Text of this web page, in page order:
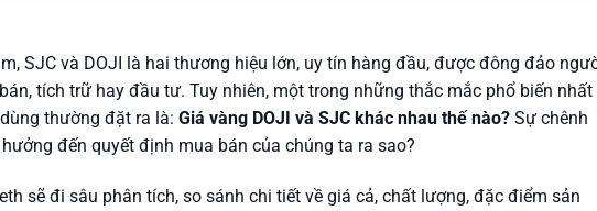
SJC và DOJI là hai thương hiệu lớn, uy tín hàng đầu, được đông đảo
tích trữ hay đầu tư. Tuy nhiên, một trong những thắc mắc phổ biến nhất
thường đặt ra là: Giá vàng DOJI và SJC khác nhau thế nào? Sự chênh
đến quyết định mua bán của chúng ta ra sao?
sẽ đi sâu phân tích, so sánh chi tiết về giá cả, chất lượng, đặc điểm sản